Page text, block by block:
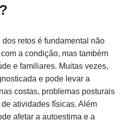
retos é fundamental não
a condição, mas também
e familiares. Muitas vezes,
e pode levar a
costas, problemas posturais
atividades físicas. Além
afetar a autoestima e a